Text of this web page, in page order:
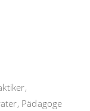
Pädagoge